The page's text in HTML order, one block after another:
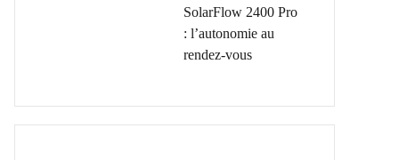
SolarFlow 2400 Pro
: l’autonomie au
rendez-vous